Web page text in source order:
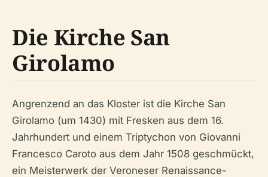
Die Kirche San
Girolamo
Angrenzend an das Kloster ist die Kirche San
Girolamo (um 1430) mit Fresken aus dem 16.
Jahrhundert und einem Triptychon von Giovanni
Francesco Caroto aus dem Jahr 1508 geschmückt,
ein Meisterwerk der Veroneser Renaissance-